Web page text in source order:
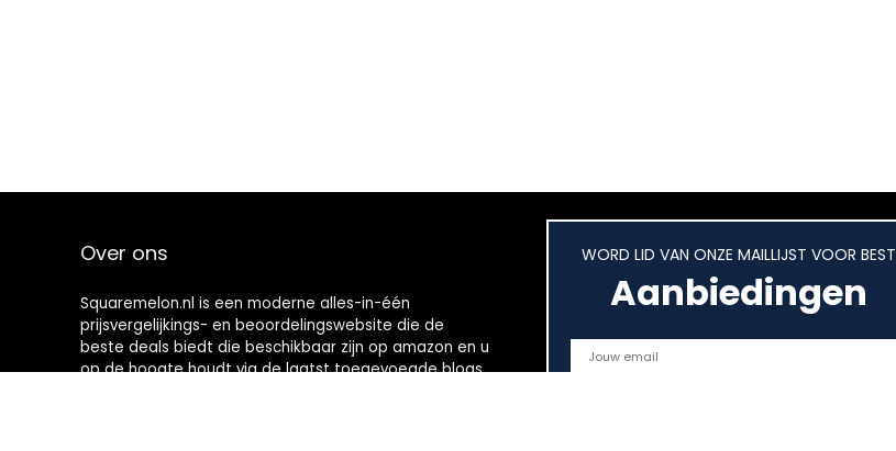
Over ons
Squaremelon.nl is een moderne alles-in-één
prijsvergelijkings- en beoordelingswebsite die de
beste deals biedt die beschikbaar zijn op amazon en u
op de hoogte houdt via de laatst toegevoegde blogs.
WORD LID VAN ONZE MAILLIJST VOOR BEST
Aanbiedingen